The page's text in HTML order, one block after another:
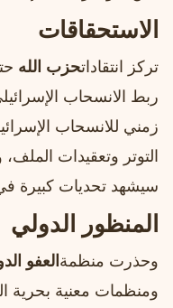
الاستحقاقات
تركز انتقاداتحزب الله
ربط الانسحاب
زمني للانسحاب
التوتر وتعقيدات
سيشهد تحديات كبيرة
المنظور الدولي
وحذرت منظمةالعفو
ومنظمات معنية بحرية